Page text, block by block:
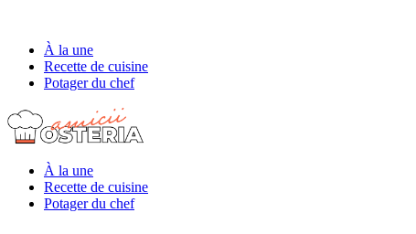
À la une
Recette de cuisine
Potager du chef
À la une
Recette de cuisine
Potager du chef